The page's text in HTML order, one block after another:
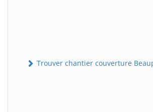
Trouver chantier couverture